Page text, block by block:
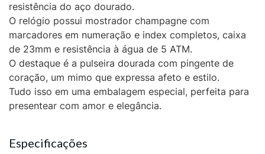
resistência do aço dourado.
O relógio possui mostrador champagne com
marcadores em numeração e index completos, caixa
de 23mm e resistência à água de 5 ATM.
O destaque é a pulseira dourada com pingente de
coração, um mimo que expressa afeto e estilo.
Tudo isso em uma embalagem especial, perfeita para
presentear com amor e elegância.
Especificações